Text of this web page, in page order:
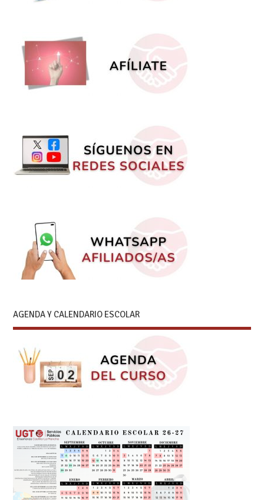
AGENDA Y CALENDARIO ESCOLAR